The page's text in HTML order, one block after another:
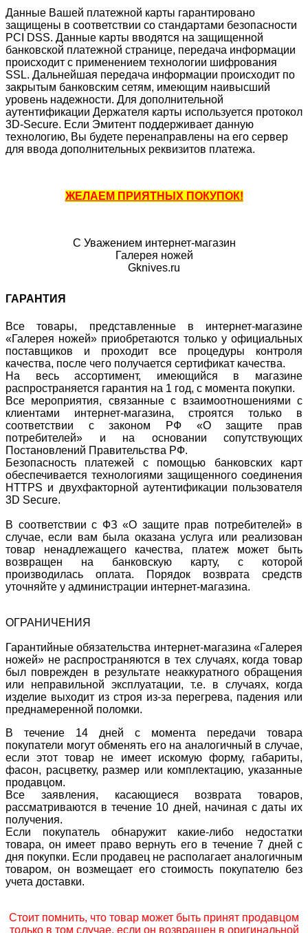
Данные Вашей платежной карты гарантировано
защищены в соответствии со стандартами безопасности
PCI DSS. Данные карты вводятся на защищенной
банковской платежной странице, передача информации
происходит с применением технологии шифрования
SSL. Дальнейшая передача информации происходит по
закрытым банковским сетям, имеющим наивысший
уровень надежности. Для дополнительной
аутентификации Держателя карты используется протокол
3D-Secure. Если Эмитент поддерживает данную
технологию, Вы будете перенаправлены на его сервер
для ввода дополнительных реквизитов платежа.
ЖЕЛАЕМ ПРИЯТНЫХ ПОКУПОК!
С Уважением интернет-магазин
Галерея ножей
Gknives.ru
ГАРАНТИЯ
Все товары, представленные в интернет-магазине
«Галерея ножей» приобретаются только у официальных
поставщиков и проходит все процедуры контроля
качества, после чего получается сертификат качества.
На весь ассортимент, имеющийся в магазине
распространяется гарантия на 1 год, с момента покупки.
Все мероприятия, связанные с взаимоотношениями с
клиентами интернет-магазина, строятся только в
соответствии с законом РФ «О защите прав
потребителей» и на основании сопутствующих
Постановлений Правительства РФ.
Безопасность платежей с помощью банковских карт
обеспечивается технологиями защищенного соединения
HTTPS и двухфакторной аутентификации пользователя
3D Secure.
В соответствии с ФЗ «О защите прав потребителей» в
случае, если вам была оказана услуга или реализован
товар ненадлежащего качества, платеж может быть
возвращен на банковскую карту, с которой
производилась оплата. Порядок возврата средств
уточняйте у администрации интернет-магазина.
ОГРАНИЧЕНИЯ
Гарантийные обязательства интернет-магазина «Галерея
ножей» не распространяются в тех случаях, когда товар
был поврежден в результате неаккуратного обращения
или неправильной эксплуатации, т.е. в случаях, когда
изделие выходит из строя из-за перегрева, падения или
преднамеренной поломки.
В течение 14 дней с момента передачи товара
покупатели могут обменять его на аналогичный в случае,
если этот товар не имеет искомую форму, габариты,
фасон, расцветку, размер или комплектацию, указанные
продавцом.
Все заявления, касающиеся возврата товаров,
рассматриваются в течение 10 дней, начиная с даты их
получения.
Если покупатель обнаружит какие-либо недостатки
товара, он имеет право вернуть его в течение 7 дней с
дня покупки. Если продавец не располагает аналогичным
товаром, он возмещает его стоимость покупателю без
учета доставки.
Стоит помнить, что товар может быть принят продавцом
только в том случае, если он возвращен в оригинальной